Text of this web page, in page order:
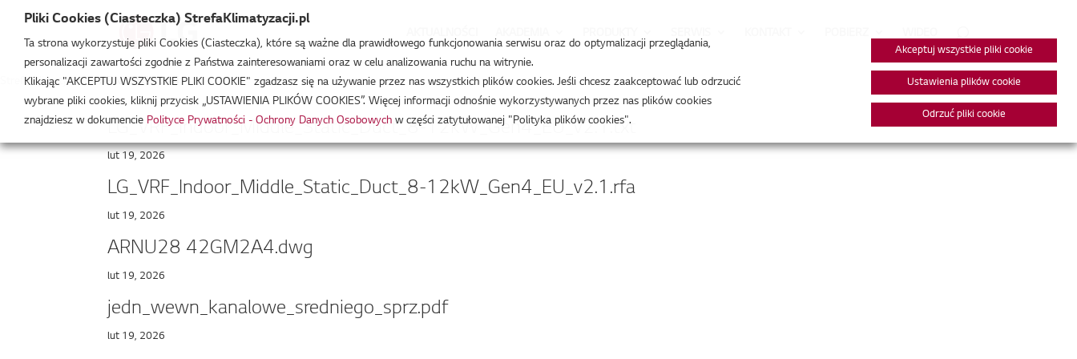
Strefa Klimatyzacji /ARNU28GM2A4
LG_VRF_Indoor_Middle_Static_Duct_8-12kW_Gen4_EU_v2.1.txt
lut 19, 2026
LG_VRF_Indoor_Middle_Static_Duct_8-12kW_Gen4_EU_v2.1.rfa
lut 19, 2026
ARNU28 42GM2A4.dwg
lut 19, 2026
jedn_wewn_kanalowe_sredniego_sprz.pdf
lut 19, 2026
Pliki Cookies (Ciasteczka) StrefaKlimatyzacji.pl
Ta strona wykorzystuje pliki Cookies (Ciasteczka), które są ważne dla prawidłowego funkcjonowania serwisu oraz do optymalizacji przeglądania,
personalizacji zawartości zgodnie z Państwa zainteresowaniami oraz w celu analizowania ruchu na witrynie.
Klikając "AKCEPTUJ WSZYSTKIE PLIKI COOKIE" zgadzasz się na używanie przez nas wszystkich plików cookies. Jeśli chcesz zaakceptować lub odrzucić
wybrane pliki cookies, kliknij przycisk „USTAWIENIA PLIKÓW COOKIES”. Więcej informacji odnośnie wykorzystywanych przez nas plików cookies
znajdziesz w dokumencie Polityce Prywatności - Ochrony Danych Osobowych w części zatytułowanej "Polityka plików cookies".
Akceptuj wszystkie pliki cookie
Ustawienia plików cookie
Odrzuć pliki cookie